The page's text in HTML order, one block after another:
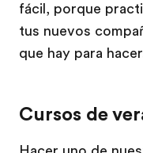
fácil, porque
tus nuevos
que hay para
Cursos de